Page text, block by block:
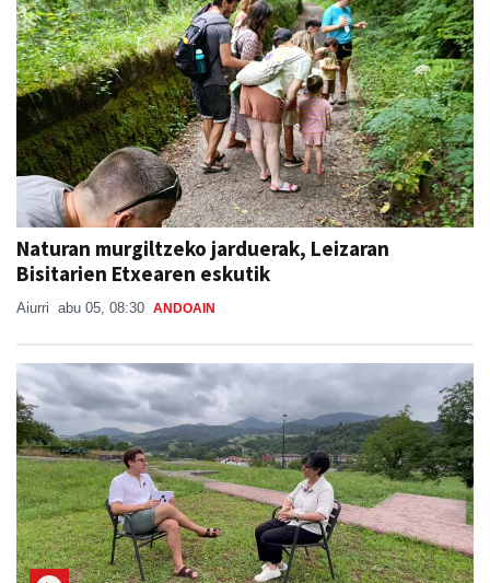
Naturan murgiltzeko jarduerak, Leizaran
Bisitarien Etxearen eskutik
Aiurri abu 05, 08:30 ANDOAIN